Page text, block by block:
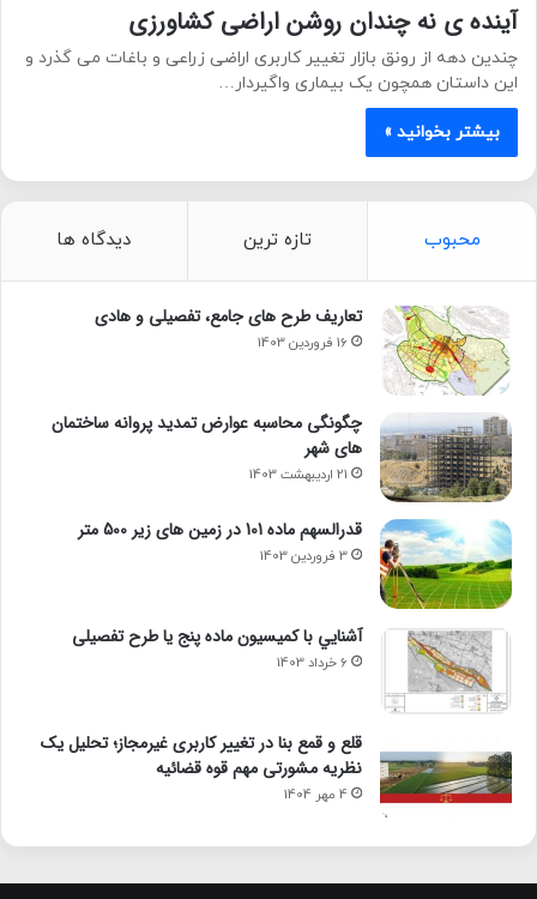
آینده ی نه چندان روشن اراضی کشاورزی
چندین دهه از رونق بازار تغییر کاربری اراضی زراعی و باغات می گذرد و
این داستان همچون یک بیماری واگیردار…
بیشتر بخوانید »
محبوب تازه ترین دیدگاه ها
تعاریف طرح های جامع، تفصیلی و هادی
16 فروردین 1403
چگونگی محاسبه عوارض تمدید پروانه ساختمان
های شهر
21 اردیبهشت 1403
قدرالسهم ماده 101 در زمین های زیر 500 متر
3 فروردین 1403
آشنايي با كميسيون ماده پنج یا طرح تفصیلی
6 خرداد 1403
قلع و قمع بنا در تغییر کاربری غیرمجاز؛ تحلیل یک
نظریه مشورتی مهم قوه قضائیه
4 مهر 1404